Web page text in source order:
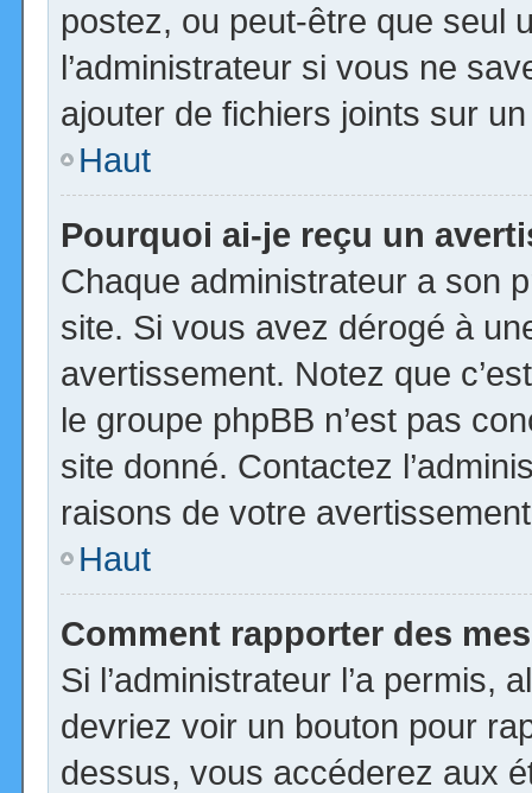
postez, ou peut-être que seul
l’administrateur si vous ne
ajouter de fichiers joints sur
Haut
Pourquoi ai-je reçu un
Chaque administrateur a son
site. Si vous avez dérogé à
avertissement. Notez que
le groupe phpBB n’est pas
site donné. Contactez
raisons de votre
Haut
Comment rapporter des
Si l’administrateur l’a permis,
devriez voir un bouton pour
dessus, vous accéderez aux